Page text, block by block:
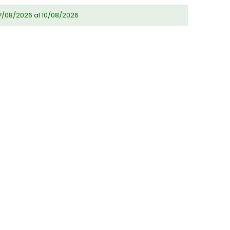
08/2026 al 10/08/2026